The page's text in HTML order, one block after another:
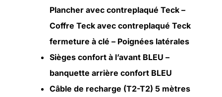
Plancher avec contreplaqué Teck –
Coffre Teck avec contreplaqué Teck
fermeture à clé – Poignées latérales
Sièges confort à l’avant BLEU –
banquette arrière confort BLEU
Câble de recharge (T2-T2) 5 mètres